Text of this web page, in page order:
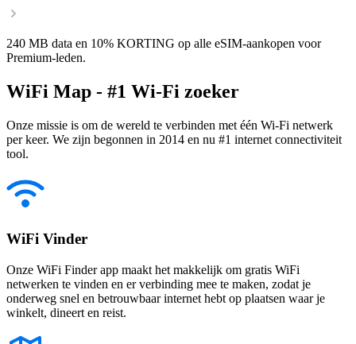
240 MB data en 10% KORTING op alle eSIM-aankopen voor
Premium-leden.
WiFi Map - #1 Wi-Fi zoeker
Onze missie is om de wereld te verbinden met één Wi-Fi netwerk
per keer. We zijn begonnen in 2014 en nu #1 internet connectiviteit
tool.
WiFi Vinder
Onze WiFi Finder app maakt het makkelijk om gratis WiFi
netwerken te vinden en er verbinding mee te maken, zodat je
onderweg snel en betrouwbaar internet hebt op plaatsen waar je
winkelt, dineert en reist.